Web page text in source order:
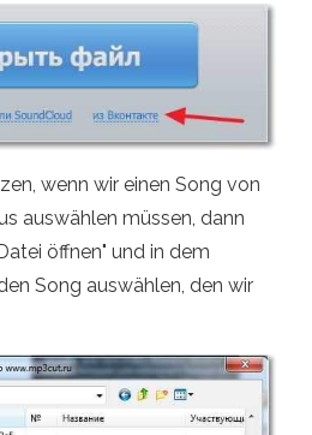
wenn wir einen Song von
auswählen müssen, dann
öffnen" und in dem
Song auswählen, den wir